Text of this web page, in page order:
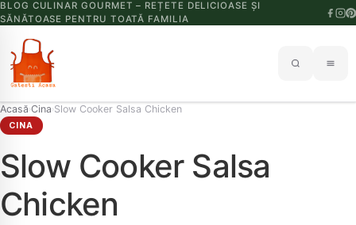
BLOG CULINAR GOURMET – REȚETE DELICIOASE ȘI
SĂNĂTOASE PENTRU TOATĂ FAMILIA
Acasă›Cina›Slow Cooker Salsa Chicken
CINA
Slow Cooker Salsa
Chicken